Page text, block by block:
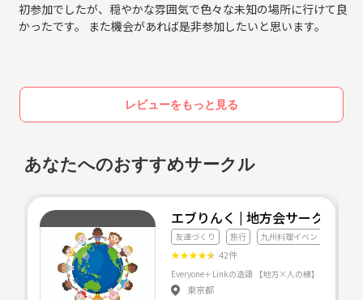
初参加でしたが、穏やかな雰囲気で色々な未知の場所に行けて良
かったです。 また機会があれば是非参加したいと思います。
レビューをもっと見る
あなたへのおすすめサークル
エブりんく | 地方会サークル
友達づくり 旅行 九州料理イベント
★★★★★ 42件
Everyone＋Linkの造語 【地
東京都